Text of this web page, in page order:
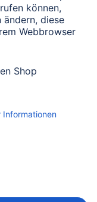
dass Sie unsere
zur